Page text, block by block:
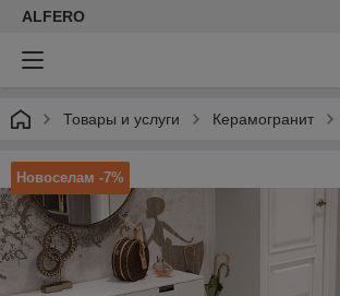
ALFERO
Товары и услуги Керамогранит
Новоселам -7%